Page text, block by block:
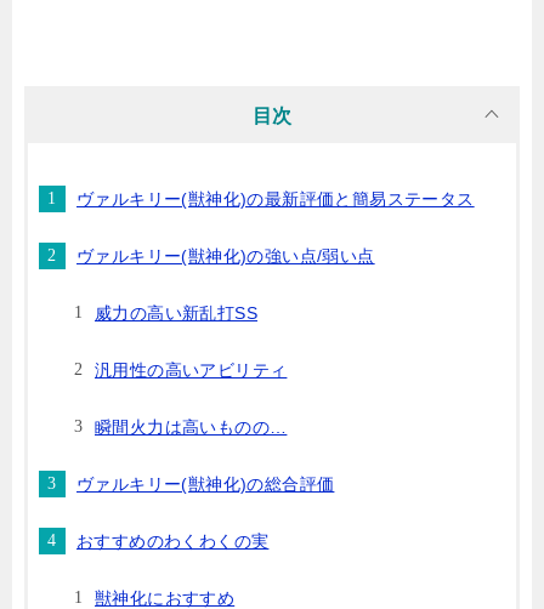
目次
ヴァルキリー(獣神化)の最新評価と簡易ステータス
ヴァルキリー(獣神化)の強い点/弱い点
威力の高い新乱打SS
汎用性の高いアビリティ
瞬間火力は高いものの…
ヴァルキリー(獣神化)の総合評価
おすすめのわくわくの実
獣神化におすすめ